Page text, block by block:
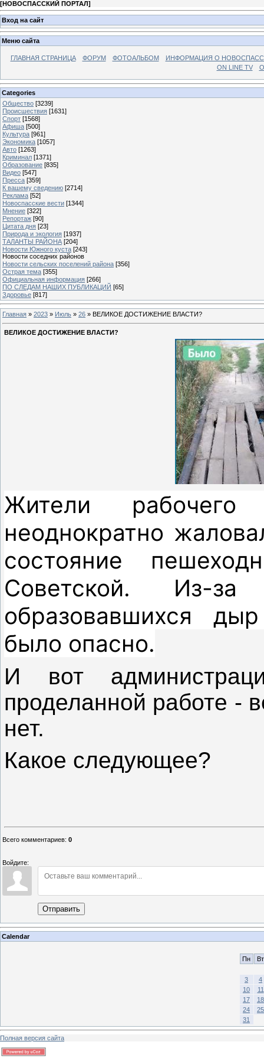
[НОВОСПАССКИЙ ПОРТАЛ]
Вход на сайт
Меню сайта
ГЛАВНАЯ СТРАНИЦА ФОРУМ ФОТОАЛЬБОМ
ИНФОРМАЦИЯ О
ON LINE TV
Categories
Общество [3239]
Происшествия [1631]
Спорт [1568]
Афиша [500]
Культура [961]
Экономика [1057]
Авто [1263]
Криминал [1371]
Образование [835]
Видео [547]
Пресса [359]
К вашему сведению [2714]
Реклама [52]
Новоспасские вести [1344]
Мнение [322]
Репортаж [90]
Цитата дня [23]
Природа и экология [1937]
ТАЛАНТЫ РАЙОНА [204]
Новости Южного куста [243]
Новости соседних районов
Новости сельских поселений района [356]
Острая тема [355]
Официальная информация [266]
ПО СЛЕДАМ НАШИХ ПУБЛИКАЦИЙ [65]
Здоровье [817]
Главная » 2023 » Июль » 26 » ВЕЛИКОЕ ДОСТИЖЕНИЕ ВЛАСТИ?
ВЕЛИКОЕ ДОСТИЖЕНИЕ ВЛАСТИ?
Жители рабочего
неоднократно
состояние
Советской. Из-
образовавшихся
было опасно.
И вот
проделанной работе -
нет.
Какое следующее?
Всего комментариев: 0
Войдите:
Отправить
Calendar
Пн Вт
3
4
10
11
17
18
24
25
31
Полная версия сайта